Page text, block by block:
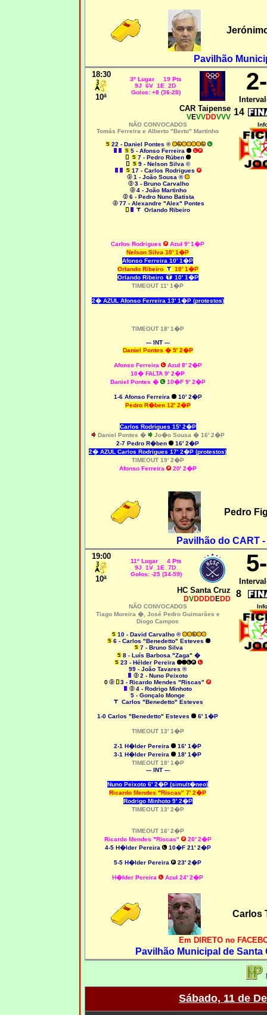
Pavilhão
18:30
10ª
3º Lugar 19 Pts
9J 6V 1E 2D
Golos: +8 (36-28)
CAR Taipense
VEVVDDVVV 14
NÃO CONVOCADOS
Tomás Ferreira e Alberto "Berto" Martinho
22 - Daniel Pontes ®
5 - Afonso Ferreira
7 - Pedro Rúben
9 - Nelson Silva ©
17 - Carlos Rodrigues
1 - João Sousa ®
3 - Bruno Carvalho
4 - João Martinho
6 - Pedro Nuno Batista
77 - Alexandre "Alex" Pontes
Orlando Ribeiro
Carlos Rodrigues
Azul 9' 1�P
Nelson Silva 10' 1�P
Afonso Ferreira 10' 1�P
Orlando Ribeiro
10' 1�P
Orlando Ribeiro
10' 1�P
TIMEOUT 11' 1�P
2� AZUL Afonso Ferreira 13' 1�P (protestos)
TIMEOUT 18' 1�P
--- INT ---
Daniel Pontes �5' 2�P
Afonso Ferreira
Azul 8' 2�P
10� FALTA 9' 2�P
Daniel Pontes �
10�F 9' 2�P
1-6 Afonso Ferreira
10' 2�P
Pedro R�ben12' 2�P
Carlos Rodrigues 15' 2�P
Daniel Pontes �
Jo�o Sousa � 16' 2�P
2-7 Pedro R�ben
16' 2�P
2� AZUL Carlos Rodrigues 17' 2�P (protestos)
TIMEOUT 19' 2�P
Afonso Ferreira
20' 2�P
Pedro
Pavilhão do CART
19:00
10ª
11º Lugar 4 Pts
9J 1V 1E 7D
Golos: -25 (34-59)
5
HC Santa Cruz
DVDDDDEDD 8
NÃO CONVOCADOS
Tiago Moreira �, José Pedro Guimarães e
Diogo Campos
10 - David Carvalho ®
6 - Carlos "Benedetto" Esteves
7 - Bruno Silva
8 - Luís Barbosa "Zaga" �
23 - Hélder Pereira
99 - João Tavares ®
2 - Nuno Peixoto
0
3 - Ricardo Mendes "Riscas"
4 - Rodrigo Minhoto
5 - Gonçalo Monge
Carlos "Benedetto" Esteves
1-0 Carlos "Benedetto" Esteves 6' 1�P
TIMEOUT 13' 1�P
2-1 H�lder Pereira
16' 1�P
3-1 H�lder Pereira
18' 1�P
TIMEOUT 18' 1�P
--- INT ---
Nuno Peixoto 6' 2�P (simult�neo)
Ricardo Mendes "Riscas" 7' 2�P
Rodrigo Minhoto 9' 2�P
TIMEOUT 13' 2�P
TIMEOUT 16' 2�P
Ricardo Mendes "Riscas"
20' 2�P
4-5 H�lder Pereira
10�F 21' 2�P
5-5 H�lder Pereira 23' 2�P
H�lder Pereira Azul 24' 2�P
Info
Carlos
Em DIRETO no
Pavilhão Municipal de
Sábado, 11 de